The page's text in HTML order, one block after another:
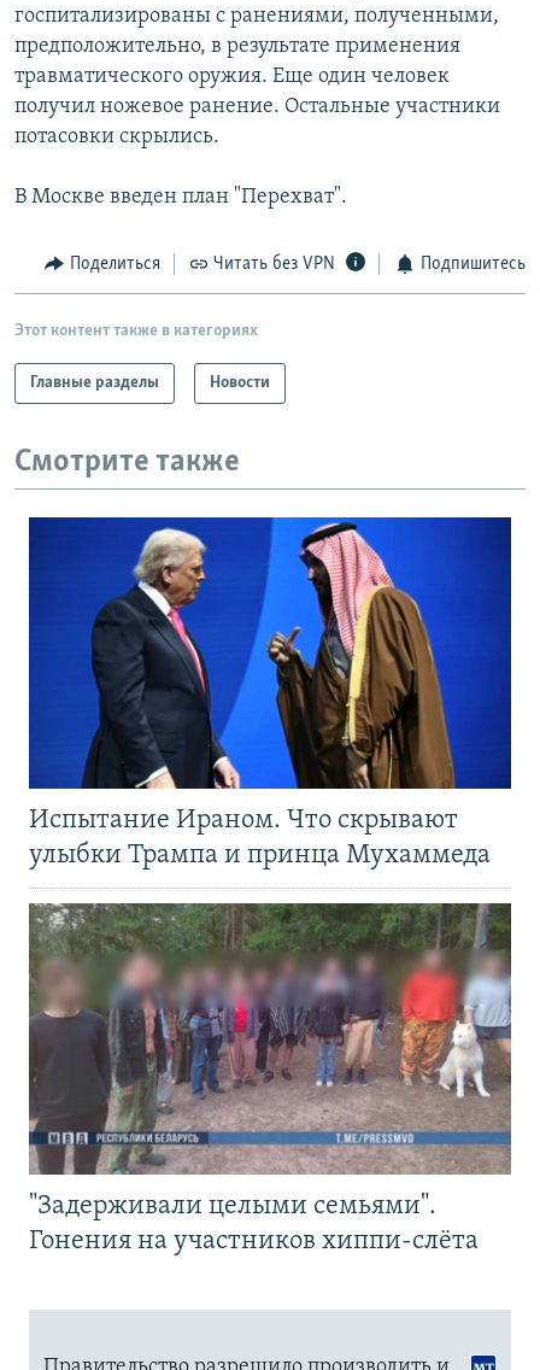
ПОДПИШИТЕСЬ НА РАССЫЛКУ
СОЦИАЛЬНЫЕ СЕТИ
госпитализированы с ранениями, полученными,
предположительно, в результате применения
травматического оружия. Еще один человек
получил ножевое ранение. Остальные участники
потасовки скрылись.
В Москве введен план "Перехват".
Поделиться Читать без VPN Подпишитесь
Этот контент также в категориях
Главные разделы Новости
Смотрите также
Испытание Ираном. Что скрывают
улыбки Трампа и принца Мухаммеда
"Задерживали целыми семьями".
Гонения на участников хиппи-слёта